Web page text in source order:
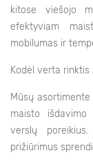
kitose viešojo
efektyviam
mobilumas ir
Kodėl verta
Mūsų
maisto
verslų
prižiūrimus